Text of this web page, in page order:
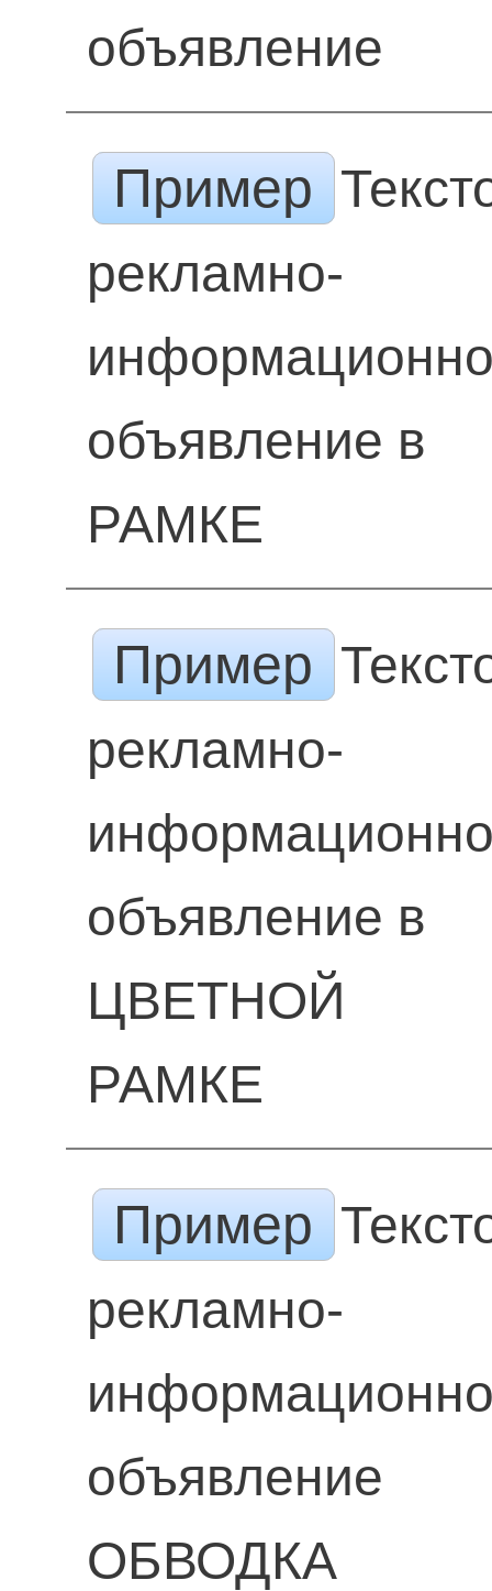
объявление
Пример
рекламно-
объявление в
РАМКЕ
Пример
рекламно-
объявление в
ЦВЕТНОЙ
РАМКЕ
Пример
рекламно-
объявление
ОБВОДКА